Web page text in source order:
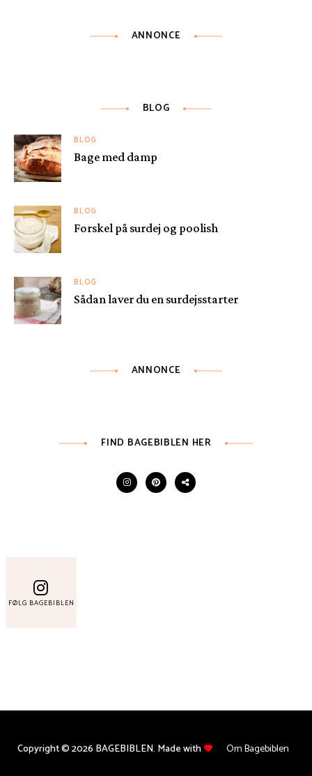
ANNONCE
BLOG
BLOG
Bage med damp
BLOG
Forskel på surdej og poolish
BLOG
Sådan laver du en surdejsstarter
ANNONCE
FIND BAGEBIBLEN HER
FØLG BAGEBIBLEN
Om Bagebiblen
Copyright © 2026 BAGEBIBLEN. Made with